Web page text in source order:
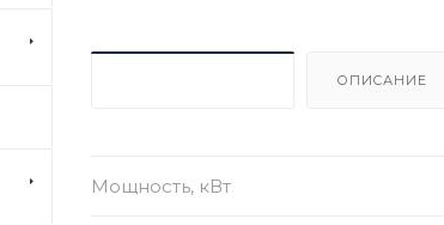
ОПИСАНИЕ
Мощность, кВт